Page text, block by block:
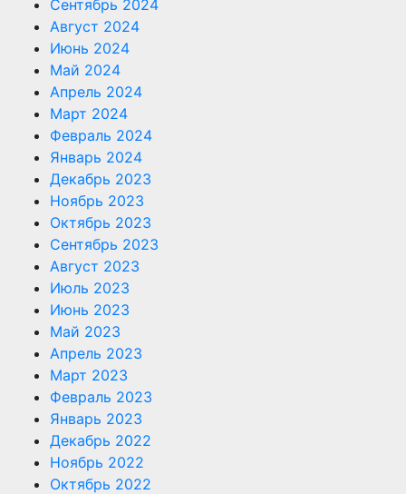
Сентябрь 2024
Август 2024
Июнь 2024
Май 2024
Апрель 2024
Март 2024
Февраль 2024
Январь 2024
Декабрь 2023
Ноябрь 2023
Октябрь 2023
Сентябрь 2023
Август 2023
Июль 2023
Июнь 2023
Май 2023
Апрель 2023
Март 2023
Февраль 2023
Январь 2023
Декабрь 2022
Ноябрь 2022
Октябрь 2022